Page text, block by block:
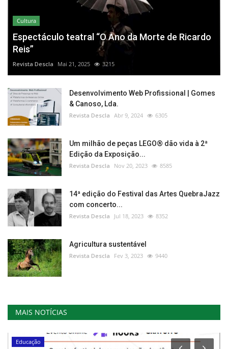
Cultura
Espectáculo teatral “O Ano da Morte de Ricardo
Reis”
Revista Descla Mai 21, 2025 3215
Desenvolvimento Web Profissional | Gomes
& Canoso, Lda.
Revista Descla Abr 9, 2024 6305
Um milhão de peças LEGO® dão vida à 2ª
Edição da Exposição...
Revista Descla Nov 20, 2023 8585
14ª edição do Festival das Artes QuebraJazz
com concerto...
Revista Descla Jul 18, 2023 8352
Agricultura sustentável
Revista Descla Fev 3, 2023 9440
MAIS NOTÍCIAS
Educação